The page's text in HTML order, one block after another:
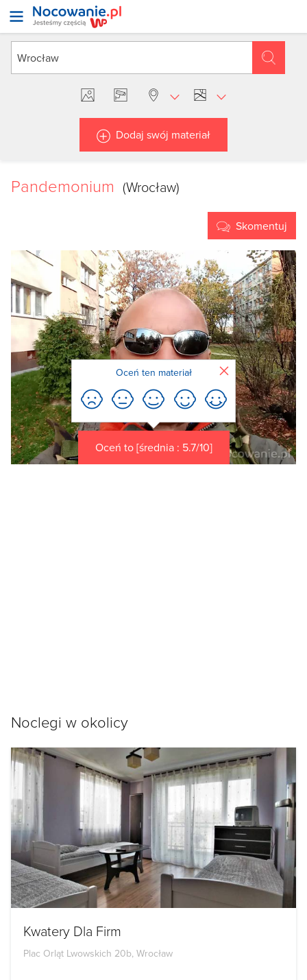
Dodaj swój materiał
Pandemonium (Wrocław)
Skomentuj
Oceń to [średnia : 5.7/10]
Oceń ten materiał Zamknij
Noclegi w okolicy
Kwatery Dla Firm
Plac Orląt Lwowskich 20b, Wrocław